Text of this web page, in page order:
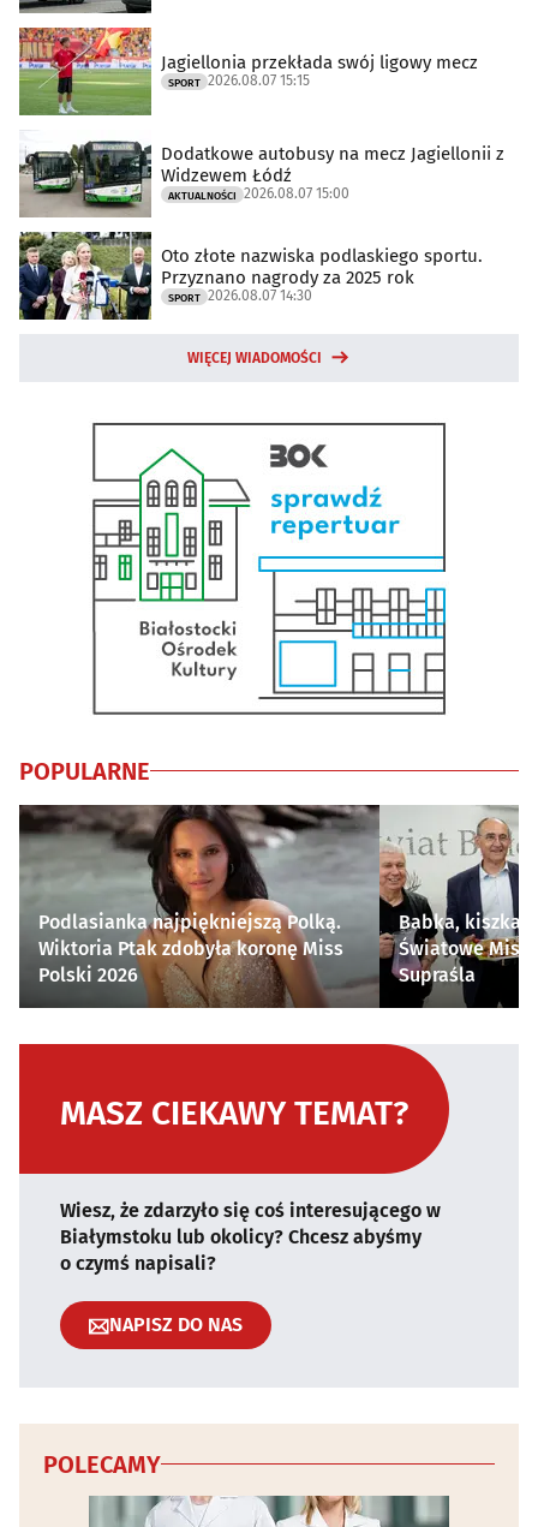
Jagiellonia przekłada swój ligowy mecz
SPORT 2026.08.07 15:15
Dodatkowe autobusy na mecz Jagiellonii z
Widzewem Łódź
AKTUALNOŚCI 2026.08.07 15:00
Oto złote nazwiska podlaskiego sportu.
Przyznano nagrody za 2025 rok
SPORT 2026.08.07 14:30
WIĘCEJ WIADOMOŚCI
POPULARNE
Podlasianka najpiękniejszą Polką.
Wiktoria Ptak zdobyła koronę Miss
Polski 2026
Babka, kiszka i
Światowe
Supraśla
MASZ CIEKAWY TEMAT?
Wiesz, że zdarzyło się coś interesującego w
Białymstoku lub okolicy? Chcesz abyśmy
o czymś napisali?
NAPISZ DO NAS
POLECAMY